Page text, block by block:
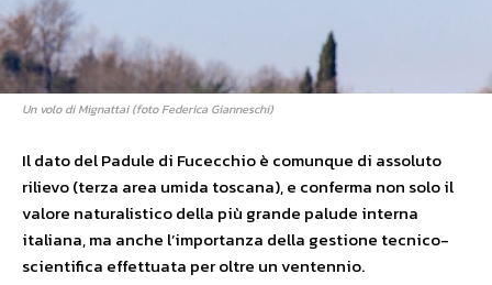
Un volo di Mignattai (foto Federica Gianneschi)
Il dato del Padule di Fucecchio è comunque di assoluto
rilievo (terza area umida toscana), e conferma non solo il
valore naturalistico della più grande palude interna
italiana, ma anche l’importanza della gestione tecnico-
scientifica effettuata per oltre un ventennio.